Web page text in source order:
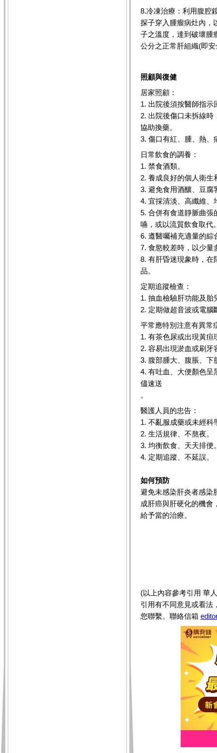
8.冷凍治療：利用腹腔
探子穿入腫瘤病灶內，
子之溫度，達到破壞腫
公分之正常肝組織(即
照顧與復健
居家照顧：
1. 出院後須按醫師指示
2. 出院後傷口未拆線
協助換藥。
3. 傷口有紅、腫、熱、
日常飲食的調養：
1. 禁食酒類。
2. 養成良好的個人衛
3. 避免食用酒釀、豆腐
4. 宜採清淡、高纖維、
5. 合併有食道靜脈曲張
嚥，或以流質飲食取代
6. 遵醫囑補充適量的綜
7. 食慾較差時，以少量
8. 有肝昏迷現象時，在
品。
定期追蹤檢查：
1. 抽血檢驗肝功能及胎
2. 定期做超音波或電腦
平常應特別注意有異常
1. 有茶色尿或出現黃
2. 容易出現淤血或刷牙
3. 腹部腫大、腹脹、下
4. 有吐血、大便顏色呈
儘速送
。
醫護人員的忠告：
1. 不亂服成藥或未經
2. 生活規律、不熬夜。
3. 均衡飲食、天天排便
4. 定期追蹤、不延誤。
如何預防
避免未感染肝炎者感染
成肝癌與肝硬化的機會
給予當的治療。
(以上內容參考引用 華
引用有不同意見或看法
您聯繫。聯絡信箱